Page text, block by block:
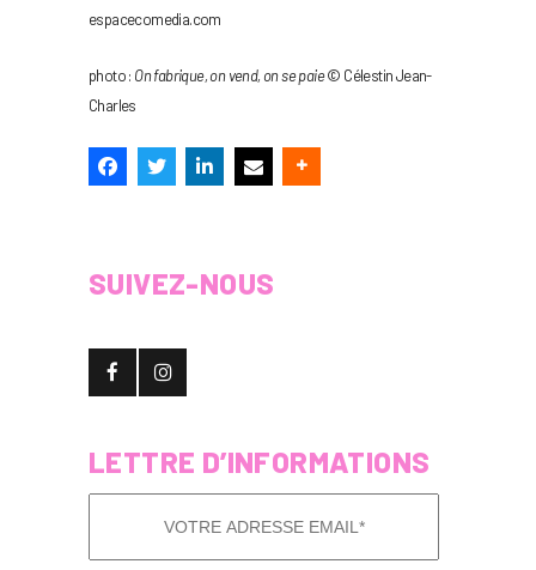
espacecomedia.com
photo : On fabrique, on vend, on se paie© Célestin Jean-
Charles
SUIVEZ-NOUS
LETTRE D’INFORMATIONS